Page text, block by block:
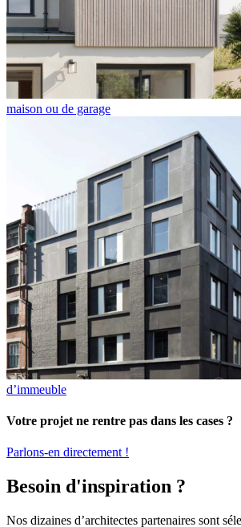
maison ou de garage
d’immeuble
Votre projet ne rentre pas dans les cases ?
Parlons-en directement !
Besoin d'inspiration ?
Nos dizaines d’architectes partenaires sont